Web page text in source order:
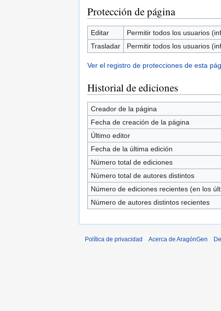
Protección de página
Editar
Permitir todos los usuarios
Trasladar
Permitir todos los usuarios
Ver el registro de protecciones de esta
Historial de ediciones
Creador de la página
Fecha de creación de la página
Último editor
Fecha de la última edición
Número total de ediciones
Número total de autores distintos
Número de ediciones recientes (en los
Número de autores distintos recientes
Política de privacidad Acerca de AragónGen